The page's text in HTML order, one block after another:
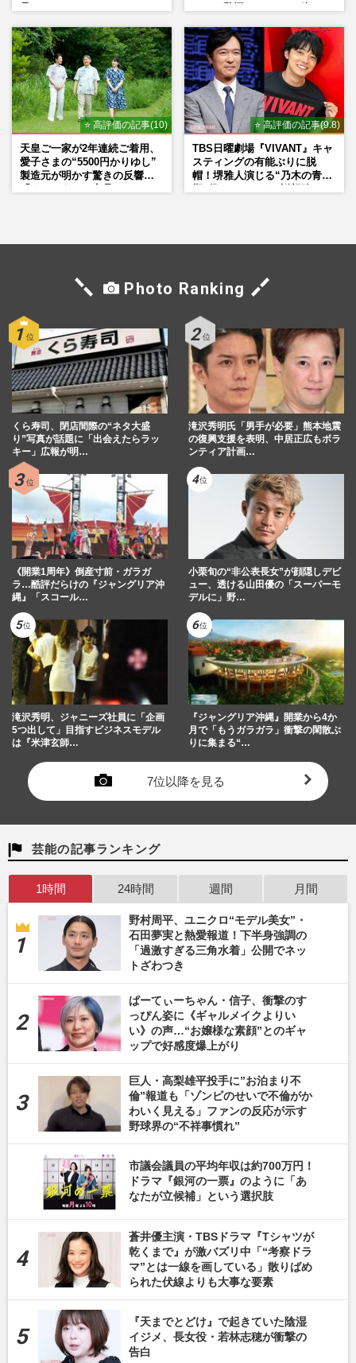
⭐ 高評価の記事(10)
天皇ご一家が2年連続ご着用、
愛子さまの“5500円かりゆし”
製造元が明かす驚きの反響
⭐ 高評価の記事(9.8)
TBS日曜劇場『VIVANT』キャ
スティングの有能ぶりに脱
帽！堺雅人演じる“乃木の青年
Photo Ranking
くら寿司、閉店間際の“ネタ大盛
り”写真が話題に「出会えたらラッ
キー」広報が明…
滝沢秀明氏「男手が必要」熊本地震
の復興支援を表明、中居正広もボラ
ンティア計画…
《開業1周年》倒産寸前・ガラガ
ラ…酷評だらけの『ジャングリア沖
縄』「スコール…
小栗旬の“非公表長女”が顔隠しデビ
ュー、透ける山田優の「スーパーモ
デルに」野…
滝沢秀明、ジャニーズ社員に「企画
5つ出して」目指すビジネスモデル
は『米津玄師…
『ジャングリア沖縄』開業から4か
月で「もうガラガラ」衝撃の閑散ぶ
りに集まる“…
7位以降を見る
芸能の記事ランキング
1時間 24時間 週間 月間
野村周平、ユニクロ“モデル美女”・
石田夢実と熱愛報道！下半身強調の
「過激すぎる三角水着」公開でネッ
トざわつき
ぱーてぃーちゃん・信子、衝撃のす
っぴん姿に《ギャルメイクよりい
い》の声…“お嬢様な素顔”とのギャ
ップで好感度爆上がり
巨人・高梨雄平投手に”お泊まり不
倫”報道も「ゾンビのせいで不倫がか
わいく見える」ファンの反応が示す
野球界の“不祥事慣れ”
市議会議員の平均年収は約700万円！
ドラマ『銀河の一票』のように「あ
なたが立候補」という選択肢
蒼井優主演・TBSドラマ『Tシャツが
乾くまで』が激バズリ中「“考察ドラ
マ”とは一線を画している」散りばめ
られた伏線よりも大事な要素
『天までとどけ』で起きていた陰湿
イジメ、長女役・若林志穂が衝撃の
告白